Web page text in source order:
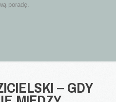
poradę.
– GDY